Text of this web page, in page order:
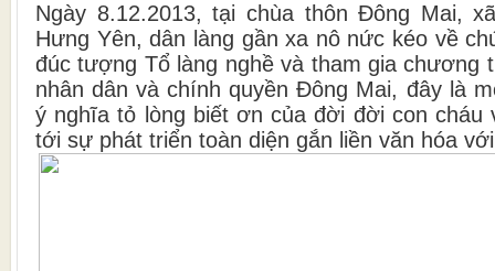
Ngày 8.12.2013, tại chùa thôn Đông Mai,
Hưng Yên, dân làng gần xa nô nức kéo về
đúc tượng Tổ làng nghề và tham gia chương
nhân dân và chính quyền Đông Mai, đây là
ý nghĩa tỏ lòng biết ơn của đời đời con cháu
tới sự phát triển toàn diện gắn liền văn hóa